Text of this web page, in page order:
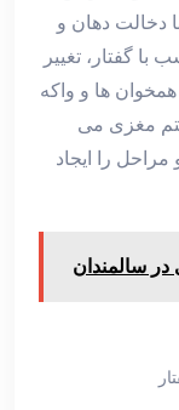
دخالت دهان و
با گفتار، تغییر
همخوان ها و واکه
مغزی می
را ایجاد
سالمندان